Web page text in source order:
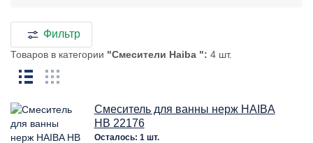
Фильтр
Товаров в категории "Смесители Haiba ": 4 шт.
Смеситель для ванны нерж HAIBA
HB 22176
Осталось: 1 шт.